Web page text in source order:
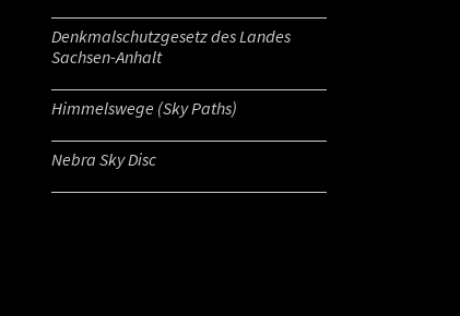
Denkmalschutzgesetz des Landes
Sachsen-Anhalt
Himmelswege (Sky Paths)
Nebra Sky Disc